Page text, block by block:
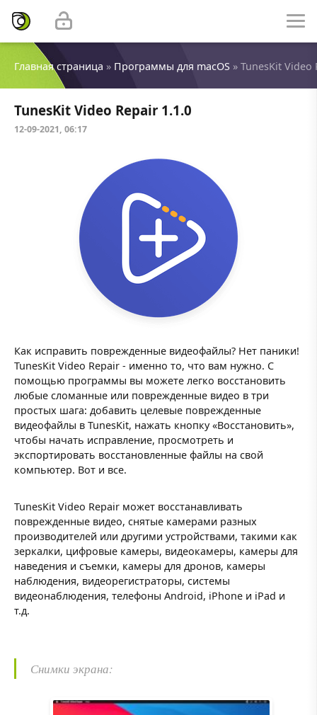
Главная страница » Программы для macOS » TunesKit Video
TunesKit Video Repair 1.1.0
12-09-2021, 06:17
Как исправить поврежденные видеофайлы? Нет паники!
TunesKit Video Repair - именно то, что вам нужно. С
помощью программы вы можете легко восстановить
любые сломанные или поврежденные видео в три
простых шага: добавить целевые поврежденные
видеофайлы в TunesKit, нажать кнопку «Восстановить»,
чтобы начать исправление, просмотреть и
экспортировать восстановленные файлы на свой
компьютер. Вот и все.
TunesKit Video Repair может восстанавливать
поврежденные видео, снятые камерами разных
производителей или другими устройствами, такими как
зеркалки, цифровые камеры, видеокамеры, камеры для
наведения и съемки, камеры для дронов, камеры
наблюдения, видеорегистраторы, системы
видеонаблюдения, телефоны Android, iPhone и iPad и
т.д.
Снимки экрана: